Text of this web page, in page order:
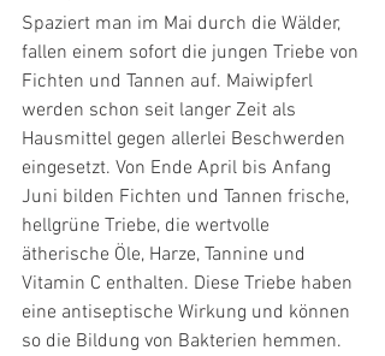
Spaziert man im Mai durch die Wälder,
fallen einem sofort die jungen Triebe von
Fichten und Tannen auf. Maiwipferl
werden schon seit langer Zeit als
Hausmittel gegen allerlei Beschwerden
eingesetzt. Von Ende April bis Anfang
Juni bilden Fichten und Tannen frische,
hellgrüne Triebe, die wertvolle
ätherische Öle, Harze, Tannine und
Vitamin C enthalten. Diese Triebe haben
eine antiseptische Wirkung und können
so die Bildung von Bakterien hemmen.